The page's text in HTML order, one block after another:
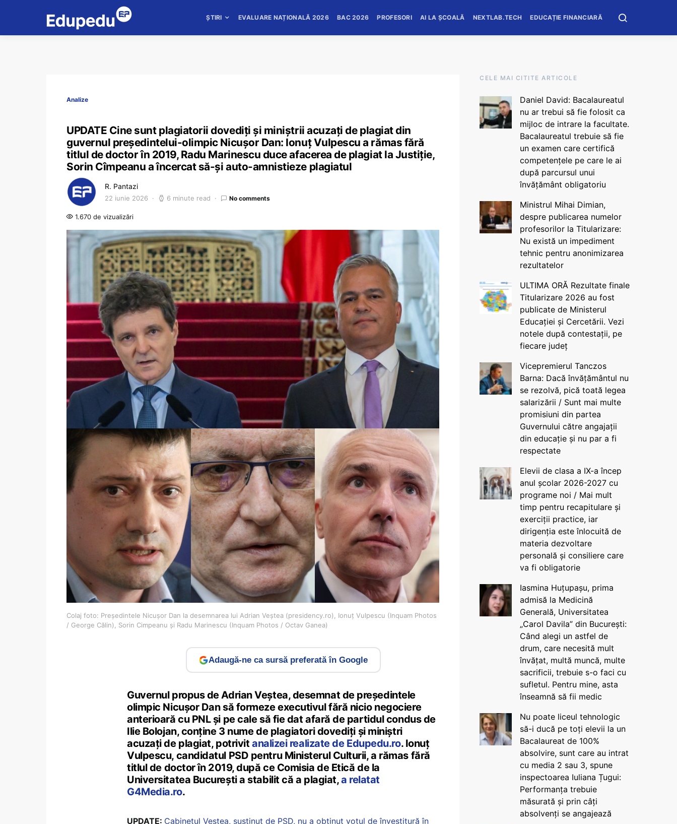
ȘTIRI EVALUARE NAȚIONALĂ 2026 BAC 2026 PROFESORI AI LA ȘCOALĂ NEXTLAB.TECH EDUCAȚIE FINANCIARĂ
Analize
UPDATE Cine sunt plagiatorii dovediți și miniștrii acuzați de plagiat din
guvernul președintelui-olimpic Nicușor Dan: Ionuț Vulpescu a rămas fără
titlul de doctor în 2019, Radu Marinescu duce afacerea de plagiat la Justiție,
Sorin Cîmpeanu a încercat să-și auto-amnistieze plagiatul
R. Pantazi
22 iunie 2026 6 minute read No comments
1.670 de vizualizări
Colaj foto: Președintele Nicușor Dan la desemnarea lui Adrian Veștea (presidency.ro), Ionuț Vulpescu (Inquam Photos
/ George Călin), Sorin Cimpeanu și Radu Marinescu (Inquam Photos / Octav Ganea)
Adaugă-ne ca sursă preferată în Google
Guvernul propus de Adrian Veștea, desemnat de președintele
olimpic Nicușor Dan să formeze executivul fără nicio negociere
anterioară cu PNL și pe cale să fie dat afară de partidul condus de
Ilie Bolojan, conține 3 nume de plagiatori dovediți și miniștri
acuzați de plagiat, potrivit analizei realizate de Edupedu.ro. Ionuț
Vulpescu, candidatul PSD pentru Ministerul Culturii, a rămas fără
titlul de doctor în 2019, după ce Comisia de Etică de la
Universitatea București a stabilit că a plagiat,a relatat
G4Media.ro.
UPDATE: Cabinetul Veștea, susținut de PSD, nu a obținut votul de învestitură în
CELE MAI CITITE ARTICOLE
Daniel David: Bacalaureatul
nu ar trebui să fie folosit ca
mijloc de intrare la facultate.
Bacalaureatul trebuie să fie
un examen care certifică
competențele pe care le ai
după parcursul unui
învățământ obligatoriu
Ministrul Mihai Dimian,
despre publicarea numelor
profesorilor la Titularizare:
Nu există un impediment
tehnic pentru anonimizarea
rezultatelor
ULTIMA ORĂ Rezultate finale
Titularizare 2026 au fost
publicate de Ministerul
Educației și Cercetării. Vezi
notele după contestații, pe
fiecare județ
Vicepremierul Tanczos
Barna: Dacă învățământul nu
se rezolvă, pică toată legea
salarizării / Sunt mai multe
promisiuni din partea
Guvernului către angajații
din educație și nu par a fi
respectate
Elevii de clasa a IX-a încep
anul școlar 2026-2027 cu
programe noi / Mai mult
timp pentru recapitulare și
exerciții practice, iar
dirigenția este înlocuită de
materia dezvoltare
personală și consiliere care
va fi obligatorie
Iasmina Huțupașu, prima
admisă la Medicină
Generală, Universitatea
„Carol Davila” din București:
Când alegi un astfel de
drum, care necesită mult
învățat, multă muncă, multe
sacrificii, trebuie s-o faci cu
sufletul. Pentru mine, asta
înseamnă să fii medic
Nu poate liceul tehnologic
să-i ducă pe toți elevii la un
Bacalaureat de 100%
absolvire, sunt care au intrat
cu media 2 sau 3, spune
inspectoarea Iuliana Țugui:
Performanța trebuie
măsurată și prin câți
absolvenți se angajează